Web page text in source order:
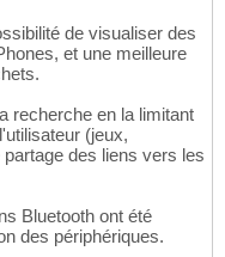
de visualiser des
et une meilleure
recherche en la limitant
(jeux,
des liens vers les
Bluetooth ont été
des périphériques.